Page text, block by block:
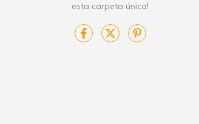
esta carpeta única!